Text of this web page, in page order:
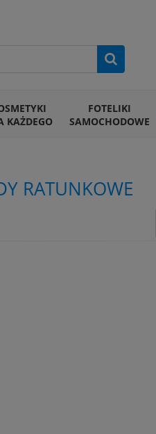
KAŻDEGO
FOTELIKI
SAMOCHODOWE
RATUNKOWE